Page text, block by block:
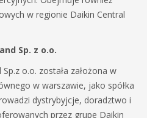
w regionie Daikin Central
Sp. z o.o.
o.o. została założona w
w warszawie, jako spółka
dystrybyjcje, doradztwo i
przez grupe Daikin